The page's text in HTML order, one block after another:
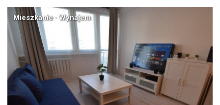
Mieszkanie · Wynajem